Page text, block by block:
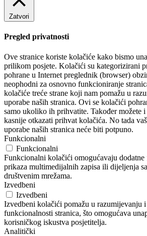
Zatvori
Pregled privatnosti
Ove stranice koriste kolačiće kako bismo
prilikom posjete. Kolačići su kategorizirani
pohrane u Internet preglednik (browser)
neophodni za osnovno funkcioniranje
kolačiće treće strane koji nam pomažu u
uporabe naših stranica. Ovi se kolačići
samo ukoliko ih prihvatite. Također možete
kasnije otkazati prihvat kolačića. No tada
uporabe naših stranica neće biti potpuno.
Funkcionalni
Funkcionalni
Funkcionalni kolačići omogućavaju
prikaza multimedijalnih zapisa ili dijeljenja
društvenim mrežama.
Izvedbeni
Izvedbeni
Izvedbeni kolačići pomažu u razumijevanju
funkcionalnosti stranica, što omogućava
korisničkog iskustva posjetitelja.
Analitički